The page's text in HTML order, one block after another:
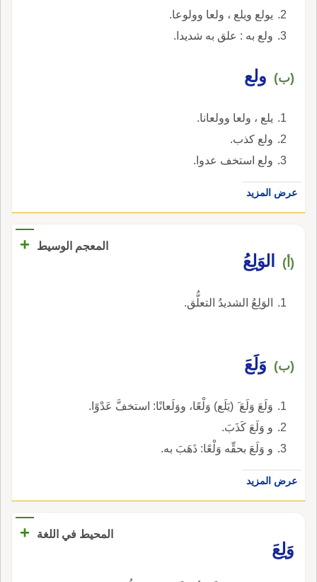
يولع ويلع ، ولعا وولوعا.
ولع به : علق به شديدا.
(ب) ولع
يلع ، ولعا وولعانا.
ولع كذب.
ولع استخف عدوا.
عرض المزيد
المعجم الوسيط +
(أ) الوَلِعُ
الوَلِعُ الشديدُ التعلُّق.
(ب) وَلَعَ
وَلَعَ وَلَعَ َ (يَلَع) وَلْعًا، ووَلَعانًا: استخفَّ عَدْوًا.
و وَلَعَ كَذَبَ.
و وَلَعَ بحقِّه وَلْعًا: ذَهَبَ به.
عرض المزيد
المحيط في اللغة
+
وَلِعَ